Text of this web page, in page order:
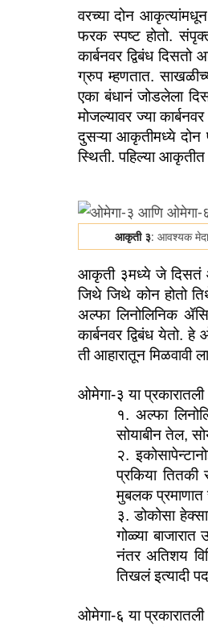
वरच्या दोन
फरक स्पष्ट होतो.
कार्बनवर द्विबंध
ग्रुप म्हणतात.
एका बंधानं जोडलेला
मोजल्यावर ज्या
दुसऱ्या आकृतीमध्ये दोन
स्थिती. पहिल्या
आकृती ३: आवश्यक
आकृती ३मध्ये जे दिसतं
जिथे जिथे कोन होतो
अल्फा लिनोलिनिक
कार्बनवर द्विबंध येतो.
ती आहारातून मिळवावी
ओमेगा-३ या
१. अल्फा
सोयाबीन तेल,
२.
प्रकिया
मुबलक
३. डोकोसा
गोळ्या
नंतर अतिशय
तिखलं इत्यादी
ओमेगा-६ या